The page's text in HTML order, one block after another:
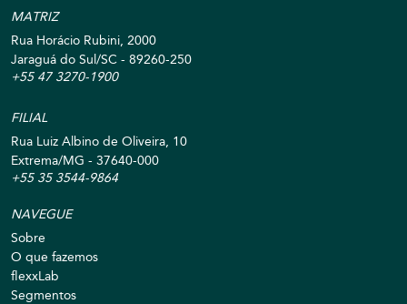
MATRIZ
Rua Horácio Rubini, 2000
Jaraguá do Sul/SC - 89260-250
+55 47 3270-1900
FILIAL
Rua Luiz Albino de Oliveira, 10
Extrema/MG - 37640-000
+55 35 3544-9864
NAVEGUE
Sobre
O que fazemos
flexxLab
Segmentos